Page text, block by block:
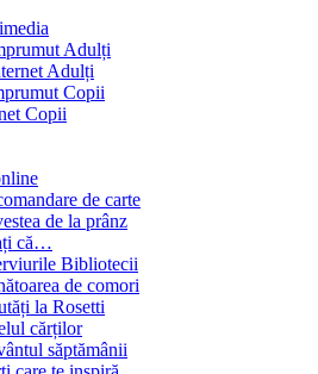
Adulți
Adulți
Copii
Copii
de carte
de la prânz
că…
Bibliotecii
de comori
la Rosetti
cărților
săptămânii